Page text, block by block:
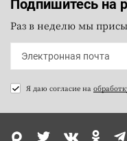
Подпишитесь на
Раз в неделю мы
Я даю согласие на